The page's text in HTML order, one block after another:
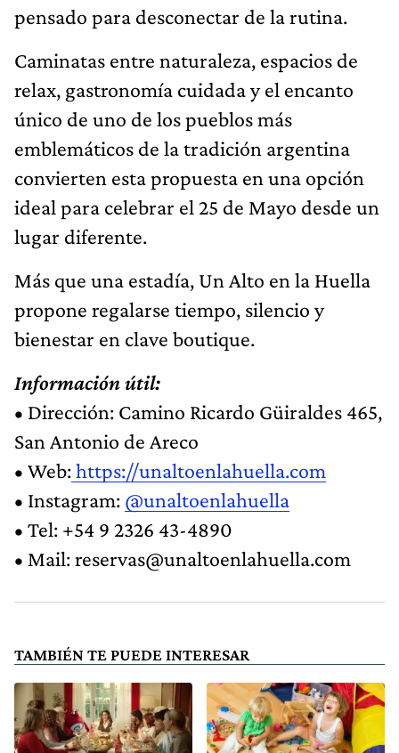
pensado para desconectar de la rutina.
Caminatas entre naturaleza, espacios de
relax, gastronomía cuidada y el encanto
único de uno de los pueblos más
emblemáticos de la tradición argentina
convierten esta propuesta en una opción
ideal para celebrar el 25 de Mayo desde un
lugar diferente.
Más que una estadía, Un Alto en la Huella
propone regalarse tiempo, silencio y
bienestar en clave boutique.
Información útil:
• Dirección: Camino Ricardo Güiraldes 465,
San Antonio de Areco
• Web:https://unaltoenlahuella.com
• Instagram: @unaltoenlahuella
• Tel: +54 9 2326 43-4890
• Mail:reservas@unaltoenlahuella.com
TAMBIÉN TE PUEDE INTERESAR